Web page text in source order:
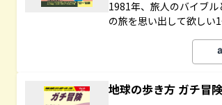
1981年、旅人のバイブ
の旅を思い出して欲しい1
地球の歩き方 ガチ冒